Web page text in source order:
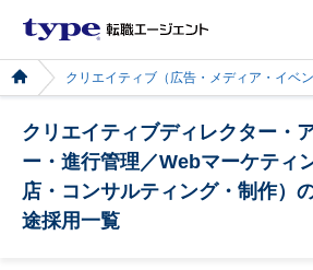
クリエイティブ（広告・メディア・イベ
クリエイティブディレクター・
ー・進行管理／Webマーケティ
店・コンサルティング・制作）
途採用一覧